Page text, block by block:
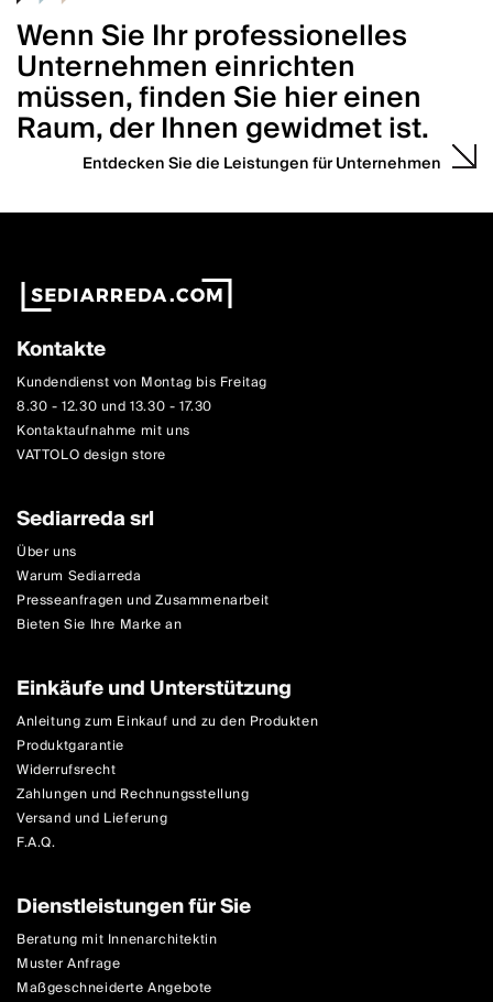
Wenn Sie Ihr professionelles
Unternehmen einrichten
müssen, finden Sie hier einen
Raum, der Ihnen gewidmet ist.
Entdecken Sie die Leistungen für Unternehmen
Kontakte
Kundendienst von Montag bis Freitag
8.30 - 12.30 und 13.30 - 17.30
Kontaktaufnahme mit uns
VATTOLO design store
Sediarreda srl
Über uns
Warum Sediarreda
Presseanfragen und Zusammenarbeit
Bieten Sie Ihre Marke an
Einkäufe und Unterstützung
Anleitung zum Einkauf und zu den Produkten
Produktgarantie
Widerrufsrecht
Zahlungen und Rechnungsstellung
Versand und Lieferung
F.A.Q.
Dienstleistungen für Sie
Beratung mit Innenarchitektin
Muster Anfrage
Maßgeschneiderte Angebote